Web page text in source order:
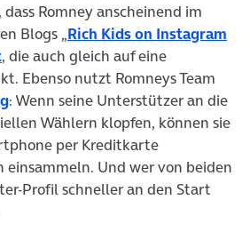
Romney anscheinend im
Blogs „Rich Kids on Instagram
(öffnet in neuem Tab)
, die auch gleich auf eine
Ebenso nutzt Romneys Team
(öffnet in neuem Tab)
: Wenn seine Unterstützer an die
Wählern klopfen, können sie
per Kreditkarte
Und wer von beiden
Profil schneller an den Start